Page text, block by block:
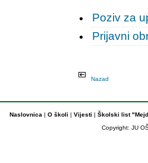
Poziv za
Prijavni
Nazad
Naslovnica | O školi | Vijesti | Školski list
Copyright: JU